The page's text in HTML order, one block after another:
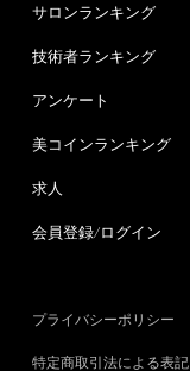
サロンランキング
技術者ランキング
アンケート
美コインランキング
求人
会員登録/ログイン
プライバシーポリシー
特定商取引法による表記